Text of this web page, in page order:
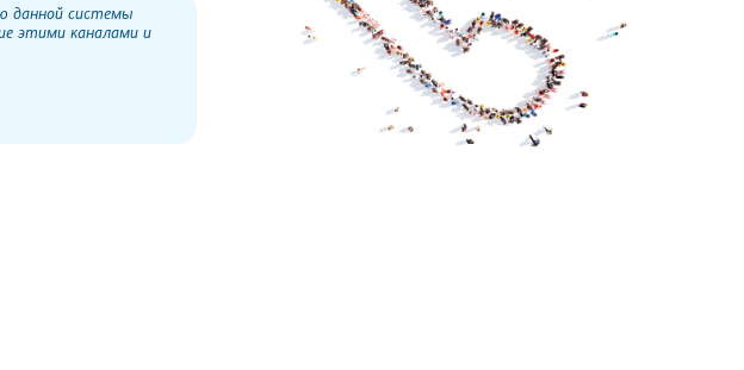
данной системы
этими каналами и